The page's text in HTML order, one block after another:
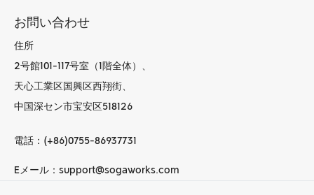
お問い合わせ
住所
2号館101-117号室（1階全体）、
天心工業区国興区西翔街、
中国深セン市宝安区518126
電話：(+86)0755-86937731
Eメール：support@sogaworks.com